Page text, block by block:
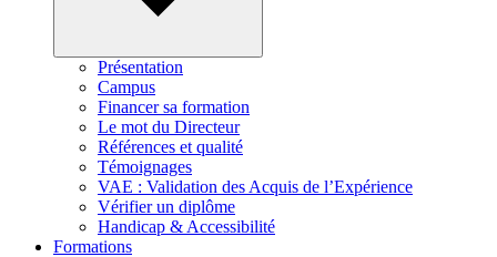
Présentation
Campus
Financer sa formation
Le mot du Directeur
Références et qualité
Témoignages
VAE : Validation des Acquis de l’Expérience
Vérifier un diplôme
Handicap & Accessibilité
Formations